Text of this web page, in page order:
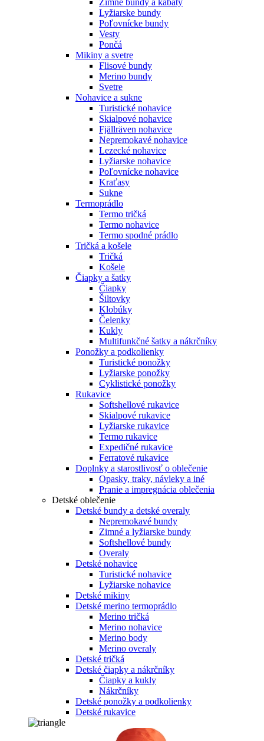
Zimné bundy a kabáty
Lyžiarske bundy
Poľovnícke bundy
Vesty
Pončá
Mikiny a svetre
Flisové bundy
Merino bundy
Svetre
Nohavice a sukne
Turistické nohavice
Skialpové nohavice
Fjällräven nohavice
Nepremokavé nohavice
Lezecké nohavice
Lyžiarske nohavice
Poľovnícke nohavice
Kraťasy
Sukne
Termoprádlo
Termo tričká
Termo nohavice
Termo spodné prádlo
Tričká a košele
Tričká
Košele
Čiapky a šatky
Čiapky
Šiltovky
Klobúky
Čelenky
Kukly
Multifunkčné šatky a nákrčníky
Ponožky a podkolienky
Turistické ponožky
Lyžiarske ponožky
Cyklistické ponožky
Rukavice
Softshellové rukavice
Skialpové rukavice
Lyžiarske rukavice
Termo rukavice
Expedičné rukavice
Ferratové rukavice
Doplnky a starostlivosť o oblečenie
Opasky, traky, návleky a iné
Pranie a impregnácia oblečenia
Detské oblečenie
Detské bundy a detské overaly
Nepremokavé bundy
Zimné a lyžiarske bundy
Softshellové bundy
Overaly
Detské nohavice
Turistické nohavice
Lyžiarske nohavice
Detské mikiny
Detské merino termoprádlo
Merino tričká
Merino nohavice
Merino body
Merino overaly
Detské tričká
Detské čiapky a nákrčníky
Čiapky a kukly
Nákrčníky
Detské ponožky a podkolienky
Detské rukavice